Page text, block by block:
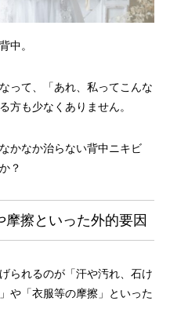
中。
って、「あれ、私ってこんな
方も少なくありません。
かなか治らない背中ニキビ
？
擦といった外的要因
られるのが「汗や汚れ、石け
や「衣服等の摩擦」といった